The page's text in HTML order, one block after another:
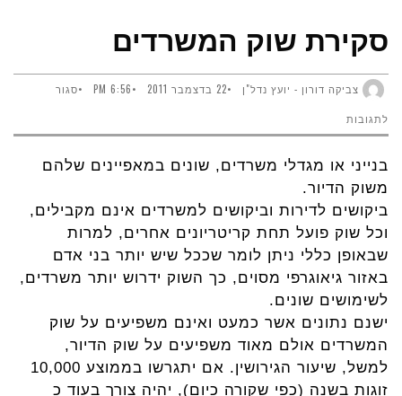
סקירת שוק המשרדים
צביקה דורון - יועץ נדל"ן 22 בדצמבר 2011 6:56 PM סגור
לתגובותעל
המשרדים
בנייני או מגדלי משרדים, שונים במאפיינים שלהם
משוק הדיור.
ביקושים לדירות וביקושים למשרדים אינם מקבילים,
וכל שוק פועל תחת קריטריונים אחרים, למרות
שבאופן כללי ניתן לומר שככל שיש יותר בני אדם
באזור גיאוגרפי מסוים, כך השוק ידרוש יותר משרדים,
לשימושים שונים.
ישנם נתונים אשר כמעט ואינם משפיעים על שוק
המשרדים אולם מאוד משפיעים על שוק הדיור,
למשל, שיעור הגירושין. אם יתגרשו בממוצע 10,000
זוגות בשנה (כפי שקורה כיום), יהיה צורך בעוד כ